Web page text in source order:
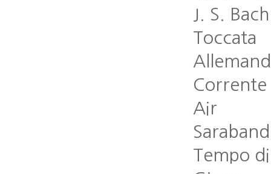
J. S.
Toccata
Corrente
Air
Tempo